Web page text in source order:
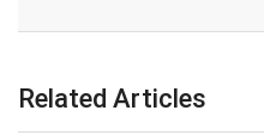
Related Articles